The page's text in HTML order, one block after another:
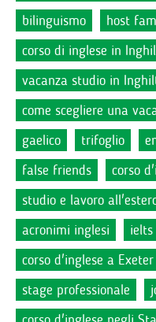
bilinguismo
host
corso di inglese in
vacanza studio in
come scegliere una
gaelico
trifoglio
false friends
corso
studio e lavoro
acronimi inglesi
ielts
corso d'inglese a Exeter
stage professionale